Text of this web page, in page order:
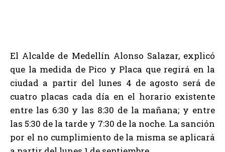
El Alcalde de Medellín Alonso Salazar, explicó
que la medida de Pico y Placa que regirá en la
ciudad a partir del lunes 4 de agosto será de
cuatro placas cada día en el horario existente
entre las 6:30 y las 8:30 de la mañana; y entre
las 5:30 de la tarde y 7:30 de la noche. La sanción
por el no cumplimiento de la misma se aplicará